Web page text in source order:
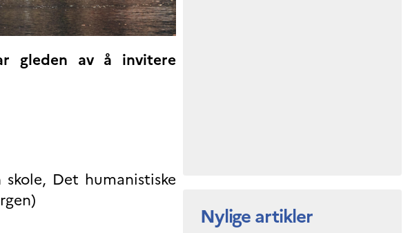
gleden av å invitere
skole, Det humanistiske
Nylige artikler